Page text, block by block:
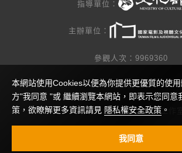
指導單位：
主辦單位：
參觀人次：9969360
隱私權公告
網站製作 / 瓜口瓜設計工作室
視覺設計 / 查理小姐工作室
本網站使用Cookies以便為你提供更優質的使
方"我同意 "或 繼續瀏覽本網站，即表示您同意
策，欲瞭解更多資訊請見 隱私權安全政策 。
我同意